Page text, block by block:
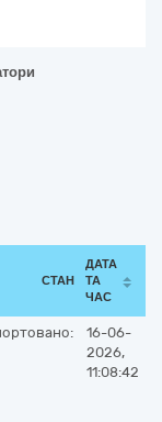
СТАН
ДАТА
ТА
ЧАС
16-06-
2026,
11:08:42